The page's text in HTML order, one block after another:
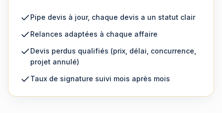
Pipe devis à jour, chaque devis a un statut clair
Relances adaptées à chaque affaire
Devis perdus qualifiés (prix, délai, concurrence,
projet annulé)
Taux de signature suivi mois après mois